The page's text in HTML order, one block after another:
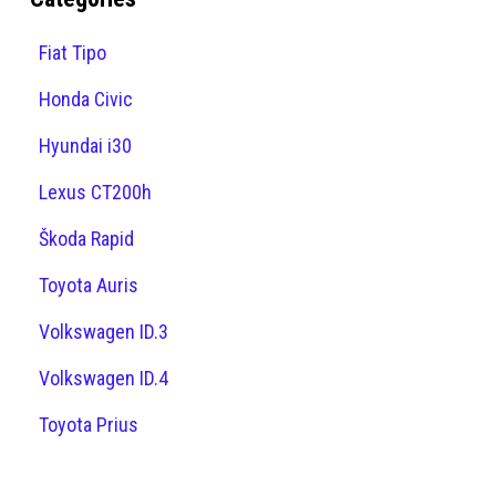
Fiat Tipo
Honda Civic
Hyundai i30
Lexus CT200h
Škoda Rapid
Toyota Auris
Volkswagen ID.3
Volkswagen ID.4
Toyota Prius